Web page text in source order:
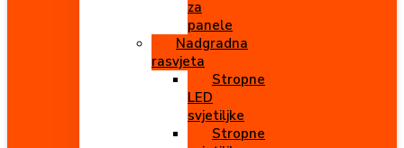
za
panele
Nadgradna
rasvjeta
Stropne
LED
svjetiljke
Stropne